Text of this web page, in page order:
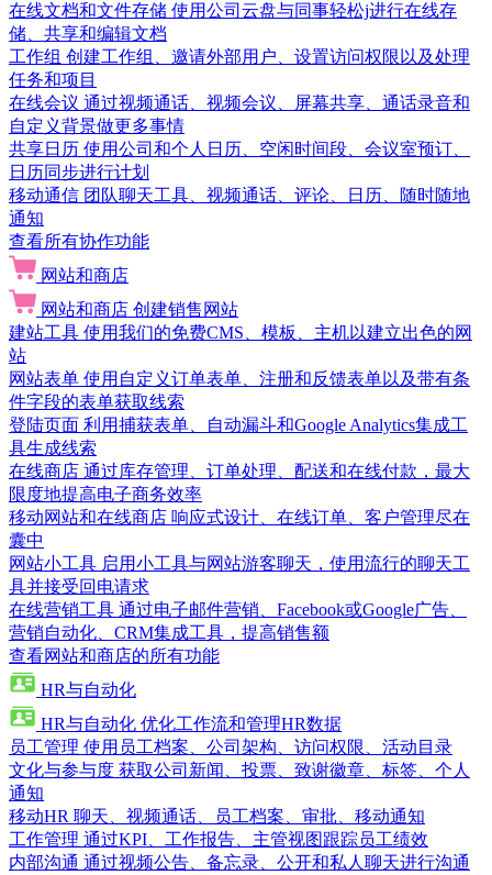
在线文档和文件存储 使用公司云盘与同事轻松j进行在线存
储、共享和编辑文档
工作组 创建工作组、邀请外部用户、设置访问权限以及处理
任务和项目
在线会议 通过视频通话、视频会议、屏幕共享、通话录音和
自定义背景做更多事情
共享日历 使用公司和个人日历、空闲时间段、会议室预订、
日历同步进行计划
移动通信 团队聊天工具、视频通话、评论、日历、随时随地
通知
查看所有协作功能
网站和商店
网站和商店 创建销售网站
建站工具 使用我们的免费CMS、模板、主机以建立出色的网
站
网站表单 使用自定义订单表单、注册和反馈表单以及带有条
件字段的表单获取线索
登陆页面 利用捕获表单、自动漏斗和Google Analytics集成工
具生成线索
在线商店 通过库存管理、订单处理、配送和在线付款，最大
限度地提高电子商务效率
移动网站和在线商店 响应式设计、在线订单、客户管理尽在
囊中
网站小工具 启用小工具与网站游客聊天，使用流行的聊天工
具并接受回电请求
在线营销工具 通过电子邮件营销、Facebook或Google广告、
营销自动化、CRM集成工具，提高销售额
查看网站和商店的所有功能
HR与自动化
HR与自动化 优化工作流和管理HR数据
员工管理 使用员工档案、公司架构、访问权限、活动目录
文化与参与度 获取公司新闻、投票、致谢徽章、标签、个人
通知
移动HR 聊天、视频通话、员工档案、审批、移动通知
工作管理 通过KPI、工作报告、主管视图跟踪员工绩效
内部沟通 通过视频公告、备忘录、公开和私人聊天进行沟通